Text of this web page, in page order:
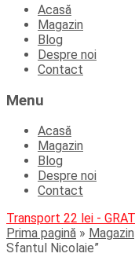
Skip
content
Acasă
Magazin
Blog
Despre noi
Contact
Menu
Acasă
Magazin
Blog
Despre noi
Contact
Transport 22 lei -
Prima pagină » Magazin
Sfantul Nicolaie”